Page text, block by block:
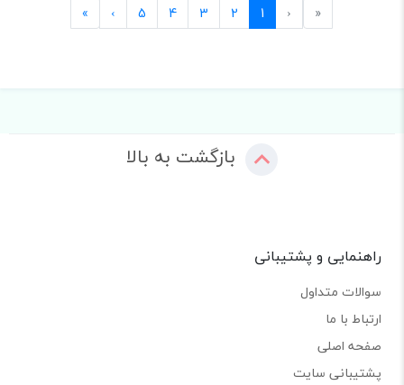
«
First
‹
Previous
1
2
3
4
5
›
Next
»
بازگشت به بالا
راهنمایی و پشتیبانی
سوالات متداول
ارتباط با ما
صفحه اصلی
پشتیبانی سایت